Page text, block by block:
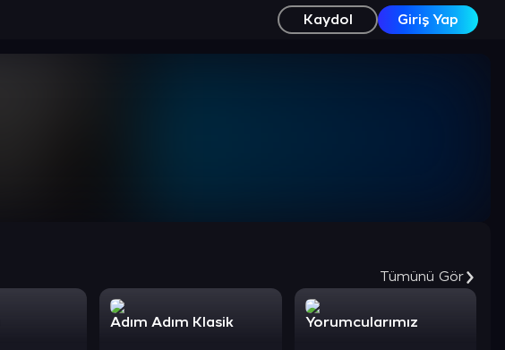
Kaydol Giriş Yap
Tümünü Gör
Adım Adım Klasik Yorumcularımız